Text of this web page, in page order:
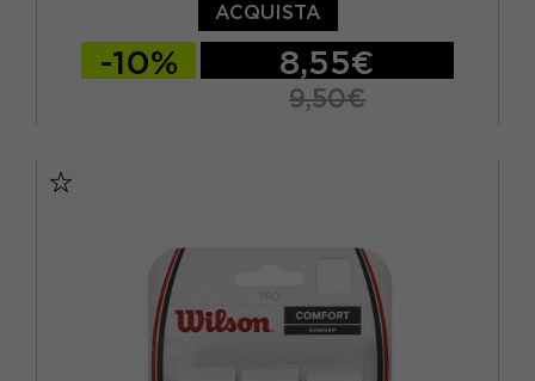
ACQUISTA
-10% 8,55€
9,50€